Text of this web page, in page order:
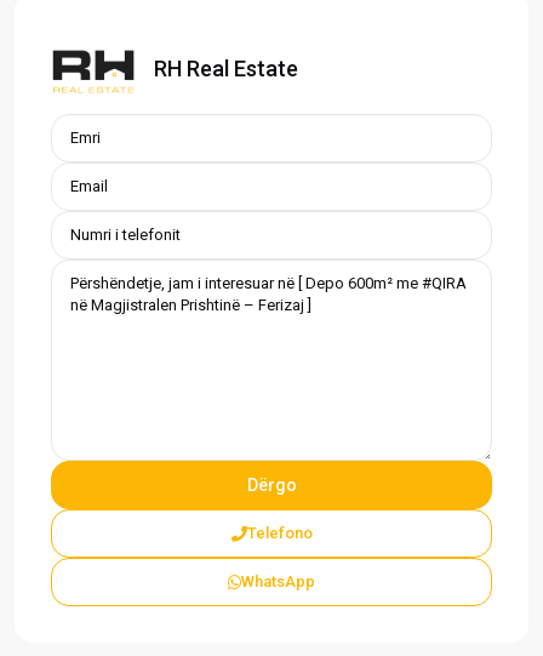
RH Real Estate
Telefono
WhatsApp